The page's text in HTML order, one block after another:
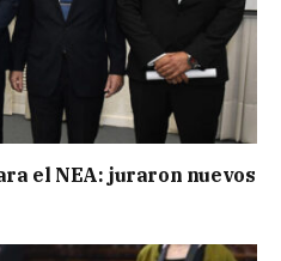
el NEA: juraron nuevos